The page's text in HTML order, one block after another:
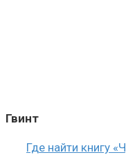
Гвинт
Где найти книгу